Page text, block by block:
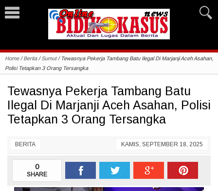
Home/Berita/Sumut/ Tewasnya Pekerja Tambang Batu Ilegal Di Marjanji Aceh Asahan,
Polisi Tetapkan 3 Orang Tersangka
Tewasnya Pekerja Tambang Batu
Ilegal Di Marjanji Aceh Asahan, Polisi
Tetapkan 3 Orang Tersangka
BERITA KAMIS, SEPTEMBER 18, 2025
0
SHARE